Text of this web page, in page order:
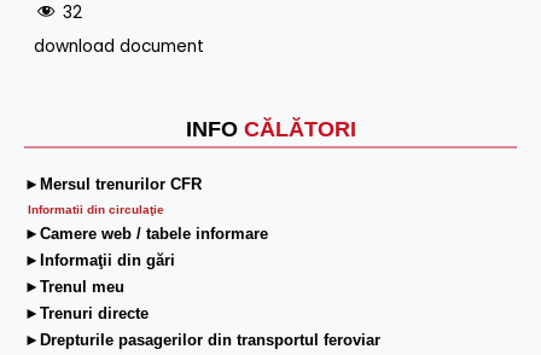
INFO CĂLĂTORI
►Mersul trenurilor CFR
Informatii din circulaţie
►Camere web / tabele informare
►Informaţii din gări
►Trenul meu
►Trenuri directe
►Drepturile pasagerilor din transportul feroviar
32
download document